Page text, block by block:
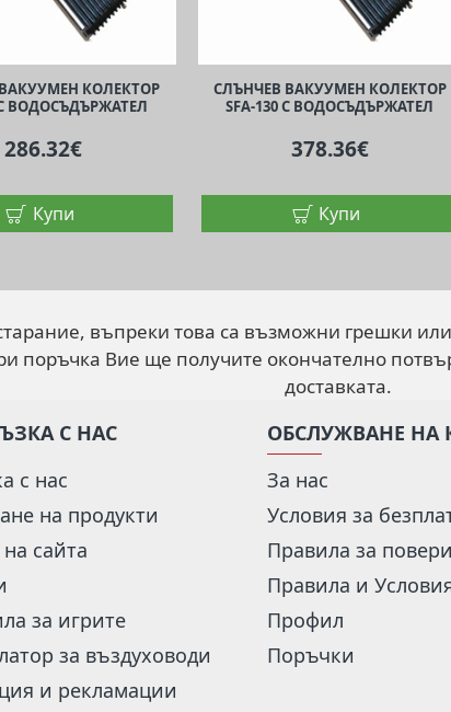
КОЛЕКТОР
С ВОДОСЪДЪРЖАТЕЛ
286.32€
Купи
СЛЪНЧЕВ ВАКУУМЕН КОЛЕКТОР
SFA-130 С ВОДОСЪДЪРЖАТЕЛ
378.36€
Купи
въпреки това са възможни грешки
поръчка Вие ще получите окончателно
доставката.
С НАС
с нас
на продукти
сайта
за игрите
за въздуховоди
и рекламации
ОБСЛУЖВАНЕ НА
За нас
Условия за
Правила за
Правила и
Профил
Поръчки